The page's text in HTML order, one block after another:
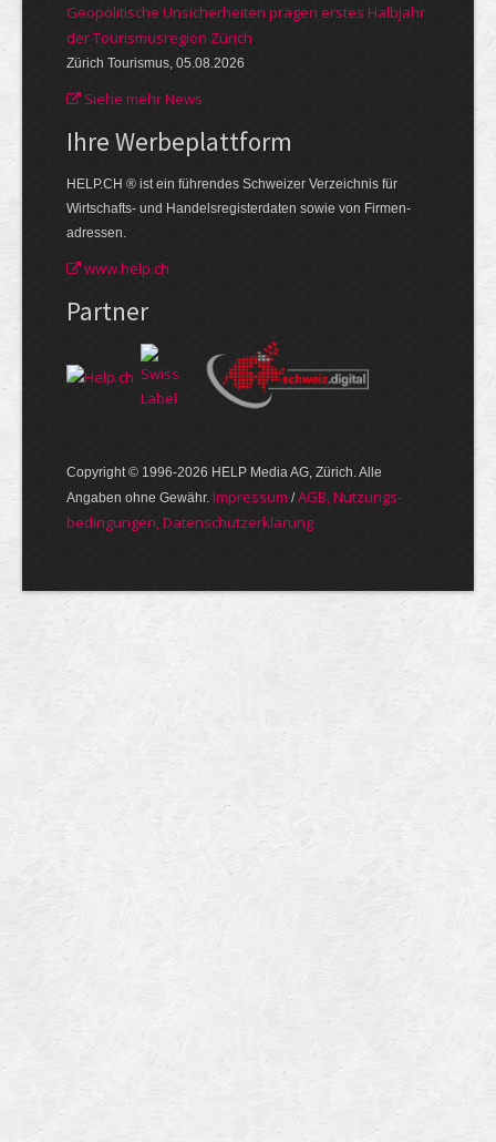
Geopolitische Unsicherheiten prägen erstes Halbjahr
der Tourismusregion Zürich
Zürich Tourismus, 05.08.2026
Siehe mehr News
Ihre Werbe­plattform
HELP.CH ® ist ein führendes Schweizer Verzeichnis für
Wirtschafts- und Handelsregisterdaten sowie von Firmen­
adressen.
www.help.ch
Partner
Copyright © 1996-2026 HELP Media AG, Zürich. Alle
Angaben ohne Gewähr. Im­pres­sum /AGB, Nut­zungs­
bedin­gungen, Daten­schutz­er­klärung